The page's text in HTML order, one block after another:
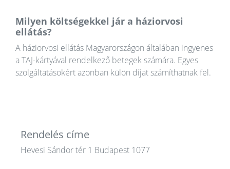
Milyen költségekkel jár a háziorvosi
ellátás?
A háziorvosi ellátás Magyarországon általában ingyenes
a TAJ-kártyával rendelkező betegek számára. Egyes
szolgáltatásokért azonban külön díjat számíthatnak fel.
Rendelés címe
Hevesi Sándor tér 1 Budapest 1077